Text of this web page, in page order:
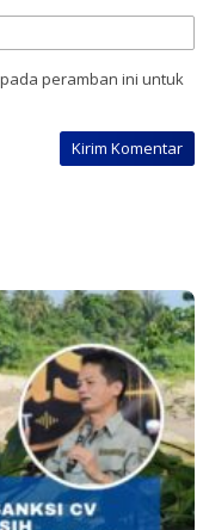
peramban ini untuk